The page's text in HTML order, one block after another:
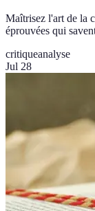
Maîtrisez l'art de la
éprouvées qui
critiqueanalyse
Jul 28